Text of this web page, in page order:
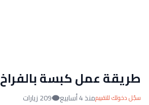
طريقة عمل كبسة بالفراخ
سجّل دخولك للتقييممنذ 4 أسابيع 209 زيارات